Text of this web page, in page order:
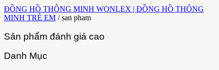
ĐỒNG HỒ THÔNG MINH WONLEX | ĐỒNG HỒ THÔNG
MINH TRẺ EM / san pham
Sản phẩm đánh giá cao
Danh Mục